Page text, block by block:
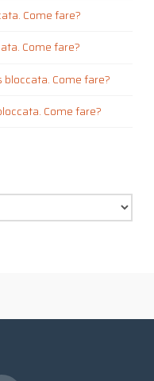
Come fare?
Come fare?
Come fare?
Come fare?